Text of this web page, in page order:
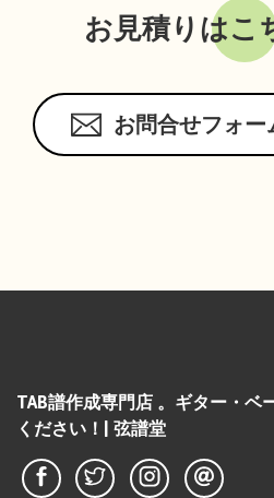
お見積りはこ
お問合せフォー
TAB譜作成専門店 。ギター・ベ
ください！| 弦譜堂